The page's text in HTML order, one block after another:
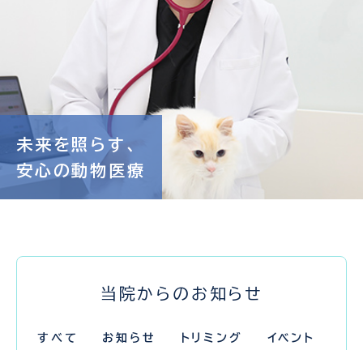
未来を照らす、
安心の動物医療
当院からの お知らせ
すべて お知らせ トリミング イベント